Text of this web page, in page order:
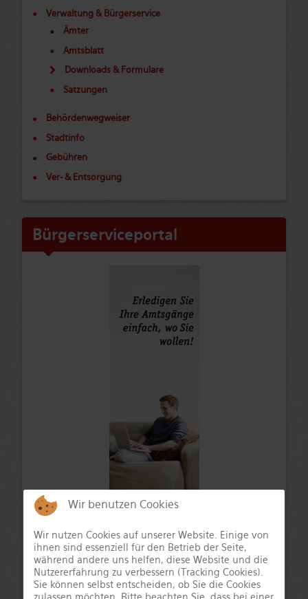
Verwaltung & Bürgerservice
Ämter
Amtsblatt
Downloads & Formulare
Satzungen
Behördenwegweiser
Stadtinfo
Gebühren
Ver- & Entsorgung
Bürgerserviceportal
Wir benutzen Cookies
Wir nutzen Cookies auf unserer Website. Einige von
ihnen sind essenziell für den Betrieb der Seite,
während andere uns helfen, diese Website und die
Nutzererfahrung zu verbessern (Tracking Cookies).
Sie können selbst entscheiden, ob Sie die Cookies